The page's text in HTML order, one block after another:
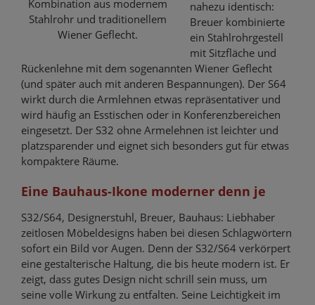
Kombination aus modernem
Stahlrohr und traditionellem
Wiener Geflecht.
nahezu identisch:
Breuer kombinierte
ein Stahlrohrgestell
mit Sitzfläche und
Rückenlehne mit dem sogenannten Wiener Geflecht
(und später auch mit anderen Bespannungen). Der S64
wirkt durch die Armlehnen etwas repräsentativer und
wird häufig an Esstischen oder in Konferenzbereichen
eingesetzt. Der S32 ohne Armelehnen ist leichter und
platzsparender und eignet sich besonders gut für etwas
kompaktere Räume.
Eine Bauhaus-Ikone moderner denn je
S32/S64, Designerstuhl, Breuer, Bauhaus: Liebhaber
zeitlosen Möbeldesigns haben bei diesen Schlagwörtern
sofort ein Bild vor Augen. Denn der S32/S64 verkörpert
eine gestalterische Haltung, die bis heute modern ist. Er
zeigt, dass gutes Design nicht schrill sein muss, um
seine volle Wirkung zu entfalten. Seine Leichtigkeit im